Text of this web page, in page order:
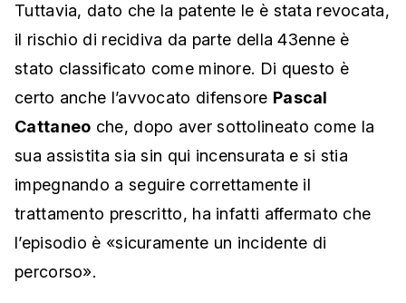
Tuttavia, dato che la patente le è stata revocata,
il rischio di recidiva da parte della 43enne è
stato classificato come minore. Di questo è
certo anche l’avvocato difensore Pascal
Cattaneo che, dopo aver sottolineato come la
sua assistita sia sin qui incensurata e si stia
impegnando a seguire correttamente il
trattamento prescritto, ha infatti affermato che
l’episodio è «sicuramente un incidente di
percorso».